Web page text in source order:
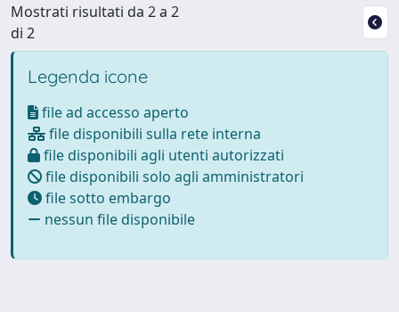
Mostrati risultati da 2 a 2
di 2
Legenda icone
file ad accesso aperto
file disponibili sulla rete interna
file disponibili agli utenti autorizzati
file disponibili solo agli amministratori
file sotto embargo
nessun file disponibile